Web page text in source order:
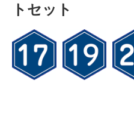
トセット